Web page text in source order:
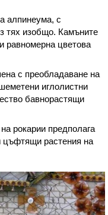
алпинеума, с
тях изобщо. Камъните
равномерна цветова
с преобладаване на
иглолистни
бавнорастящи
рокарии предполага
цъфтящи растения на